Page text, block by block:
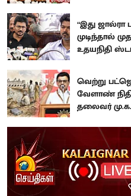
“இது
முடிந்தால்
உதயநிதி
வெற்று
வேளாண்
தலைவர்